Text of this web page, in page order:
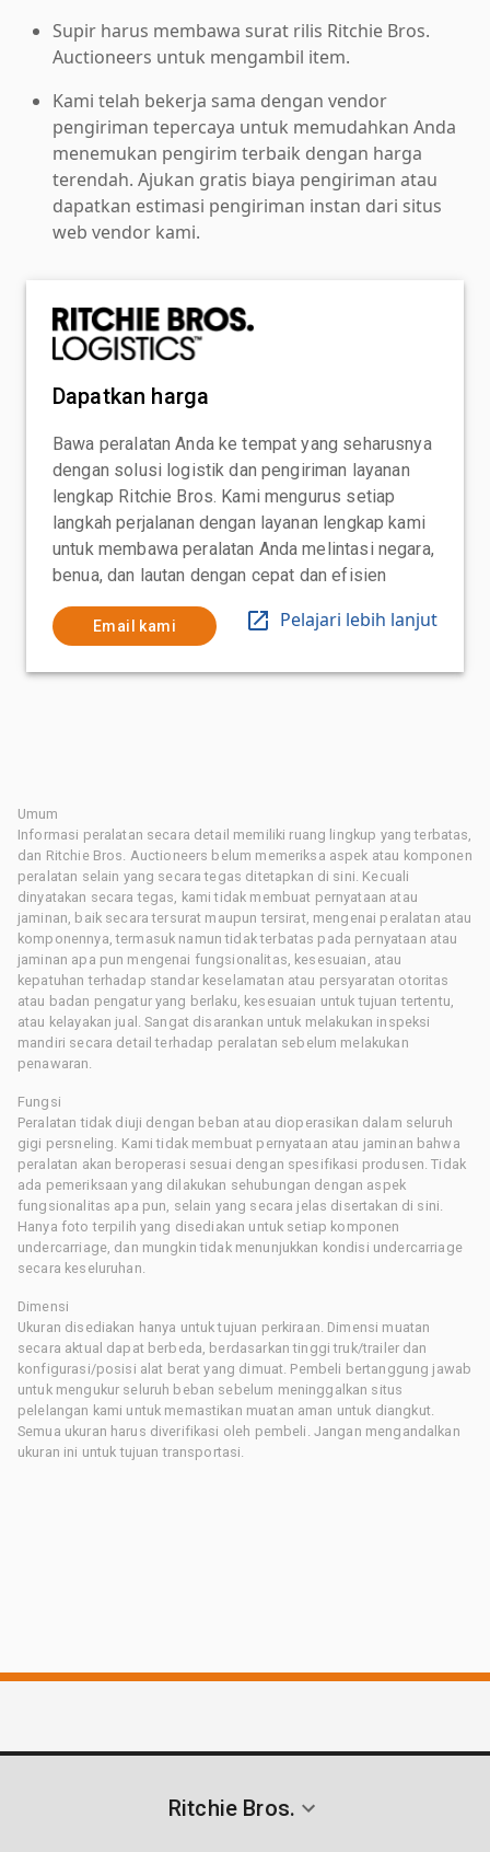
Supir harus membawa surat rilis Ritchie Bros.
Auctioneers untuk mengambil item.
Kami telah bekerja sama dengan vendor
pengiriman tepercaya untuk memudahkan Anda
menemukan pengirim terbaik dengan harga
terendah. Ajukan gratis biaya pengiriman atau
dapatkan estimasi pengiriman instan dari situs
web vendor kami.
Dapatkan harga
Bawa peralatan Anda ke tempat yang seharusnya
dengan solusi logistik dan pengiriman layanan
lengkap Ritchie Bros. Kami mengurus setiap
langkah perjalanan dengan layanan lengkap kami
untuk membawa peralatan Anda melintasi negara,
benua, dan lautan dengan cepat dan efisien
Email kami Pelajari lebih lanjut
Umum
Informasi peralatan secara detail memiliki ruang lingkup yang terbatas,
dan Ritchie Bros. Auctioneers belum memeriksa aspek atau komponen
peralatan selain yang secara tegas ditetapkan di sini. Kecuali
dinyatakan secara tegas, kami tidak membuat pernyataan atau
jaminan, baik secara tersurat maupun tersirat, mengenai peralatan atau
komponennya, termasuk namun tidak terbatas pada pernyataan atau
jaminan apa pun mengenai fungsionalitas, kesesuaian, atau
kepatuhan terhadap standar keselamatan atau persyaratan otoritas
atau badan pengatur yang berlaku, kesesuaian untuk tujuan tertentu,
atau kelayakan jual. Sangat disarankan untuk melakukan inspeksi
mandiri secara detail terhadap peralatan sebelum melakukan
penawaran.
Fungsi
Peralatan tidak diuji dengan beban atau dioperasikan dalam seluruh
gigi persneling. Kami tidak membuat pernyataan atau jaminan bahwa
peralatan akan beroperasi sesuai dengan spesifikasi produsen. Tidak
ada pemeriksaan yang dilakukan sehubungan dengan aspek
fungsionalitas apa pun, selain yang secara jelas disertakan di sini.
Hanya foto terpilih yang disediakan untuk setiap komponen
undercarriage, dan mungkin tidak menunjukkan kondisi undercarriage
secara keseluruhan.
Dimensi
Ukuran disediakan hanya untuk tujuan perkiraan. Dimensi muatan
secara aktual dapat berbeda, berdasarkan tinggi truk/trailer dan
konfigurasi/posisi alat berat yang dimuat. Pembeli bertanggung jawab
untuk mengukur seluruh beban sebelum meninggalkan situs
pelelangan kami untuk memastikan muatan aman untuk diangkut.
Semua ukuran harus diverifikasi oleh pembeli. Jangan mengandalkan
ukuran ini untuk tujuan transportasi.
Ritchie Bros.